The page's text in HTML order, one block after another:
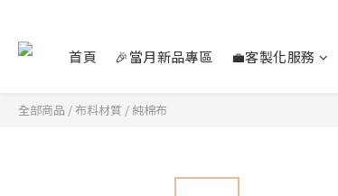
首頁 🎉當月新品專區 💼客製化服務
全部商品 /布料材質 / 純棉布